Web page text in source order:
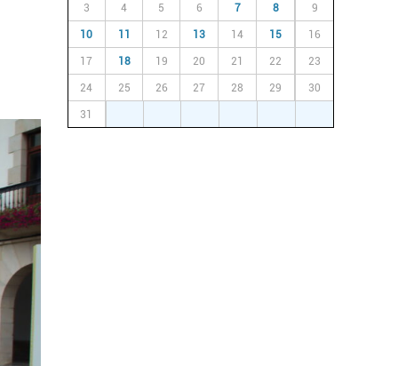
3 4 5 6 7 8 9
10 11 12 13 14 15 16
17 18 19 20 21 22 23
24 25 26 27 28 29 30
31